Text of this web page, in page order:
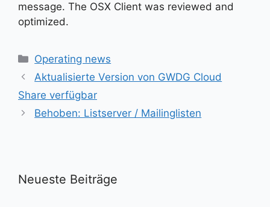
message. The OSX Client was reviewed and
optimized.
Kategorien
Operating news
Aktualisierte Version von GWDG Cloud
Share verfügbar
Behoben: Listserver / Mailinglisten
Neueste Beiträge